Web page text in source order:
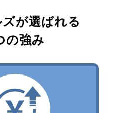
が選ばれる
の強み